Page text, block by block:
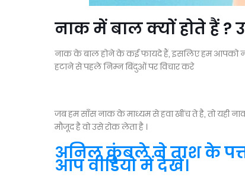
नाक में बाल क्यों होते हैं ?
नाक के बाल होने के कई फायदे हैं, इसलिए हम आपको
हटाने से पहले निम्न बिंदुओं पर विचार करे
जब हम साँस नाक के माध्यम से हवा खींच ते है, तो यही
मौजूद है वो उसे रोक लेता है ।
अनिल कुंबले ने ताश के
आप वीडियो में देखें।